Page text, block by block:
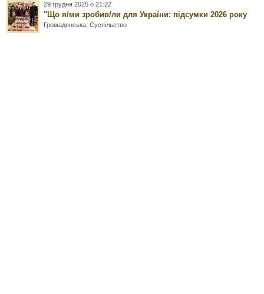
29 грудня 2025 о 21:22
"Що я/ми зробив/ли для України: підсумки 2026 року
Громадянська ,Суспільство